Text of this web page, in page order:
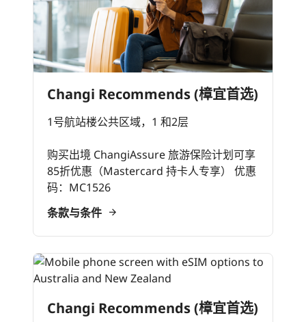
Changi Recommends (樟宜首选)
1号航站楼公共区域，1 和2层
购买出境 ChangiAssure 旅游保险计划可享
85折优惠（Mastercard 持卡人专享） 优惠
码：MC1526
条款与条件
Changi Recommends (樟宜首选)